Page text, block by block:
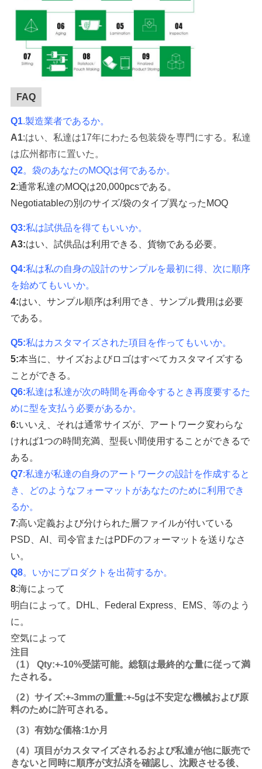
FAQ
Q1.製造業者であるか。
A1:はい、私達は17年にわたる包装袋を専門にする。私達
は広州都市に置いた。
Q2。 袋のあなたのMOQは何であるか。
2:通常私達のMOQは20,000pcsである 。
Negotiatableの別のサイズ/袋のタイプ異なったMOQ
Q3:私は試供品を得てもいいか。
A3:はい、試供品は利用できる、貨物である必要。
Q4:私は私の自身の設計のサンプルを最初に得、次に順序
を始めてもいいか。
4:はい、サンプル順序は利用でき、サンプル費用は必要
である。
Q5:私はカスタマイズされた項目を作ってもいいか。
5:本当に、 サイズおよびロゴはすべてカスタマイズする
ことができる。
Q6:私達は私達が次の時間を再命令するとき再度要するた
めに型を支払う必要があるか。
6:いいえ、それは通常サイズが、アートワーク変わらな
ければ1つの時間充満 、型長い間使用することができるで
ある 。
Q7:私達が私達の自身のアートワークの設計を作成すると
き、どのようなフォーマットがあなたのために利用でき
るか。
7:高い定義および分けられた 層ファイルが付いている
PSD、 AI 司令官またはPDFのフォーマットを送りなさ
い。
Q8。 いかにプロダクトを出荷するか。
8:海によって
明白によって。DHL、Federal Express、EMS、等のよう
に。
空気によって
注目
（1） Qty:+-10%受諾可能。総額は最終的な量に従って満
たされる。
（2）サイズ:+-3mmの重量:+-5gは不安定な機械および原
料のために許可される。
（3）有効な価格:1か月
（4）項目がカスタマイズされるおよび私達が他に販売で
きないと同時に順序が支払済を確認し、沈殿させる後、